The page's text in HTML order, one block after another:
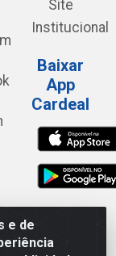
e de
Site
Institucional
Baixar
App
Cardeal
582 - Alto
- CNPJ